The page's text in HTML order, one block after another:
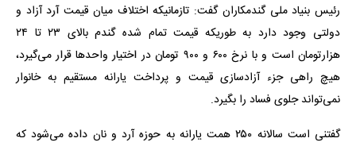
رئیس بنیاد ملی گندمکاران گفت: تازمانیکه اختلاف میان قیمت آرد آزاد و
دولتی وجود دارد به طوریکه قیمت تمام شده گندم بالای ۲۳ تا ۲۴
هزارتومان است و با نرخ ۶۰۰ و ۹۰۰ تومان در اختیار واحدها قرار می‌گیرد،
هیچ راهی جزء آزادسازی قیمت و پرداخت یارانه مستقیم به خانوار
نمی‌تواند جلوی فساد را بگیرد.
گفتنی است سالانه ۲۵۰ همت یارانه به حوزه آرد و نان داده می‌شود که